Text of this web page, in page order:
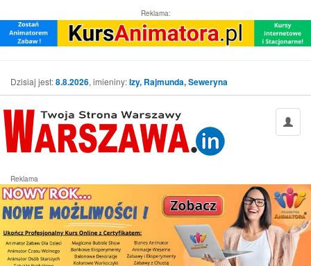
Reklama:
Dzisiaj jest:8.8.2026, imieniny:Izy, Rajmunda, Seweryna
Reklama